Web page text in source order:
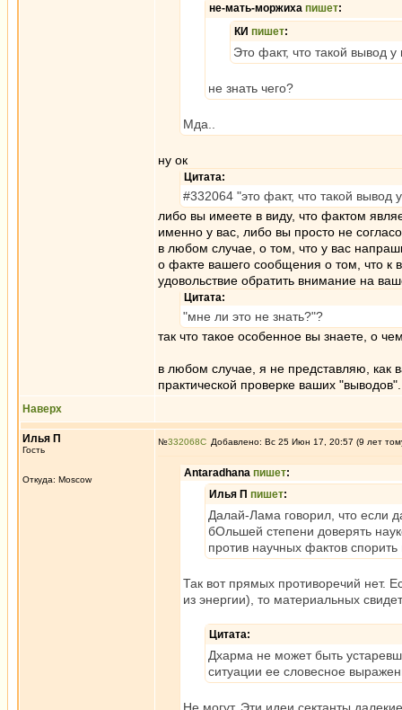
не-мать-моржиха пишет:
КИ пишет:
Это факт, что такой вывод
не знать чего?
Мда..
ну ок
Цитата:
#332064 "это факт, что такой вывод
либо вы имеете в виду, что фактом
именно у вас, либо вы просто не
в любом случае, о том, что у вас
о факте вашего сообщения о том, что к
удовольствие обратить внимание на
Цитата:
"мне ли это не знать?"?
так что такое особенное вы знаете, о
в любом случае, я не представляю, как
практической проверке ваших
Наверх
Илья П
Гость
Откуда: Moscow
№332068 Добавлено: Вс 25 Июн 17, 20:57 (9 лет
Antaradhana пишет:
Илья П пишет:
Далай-Лама говорил, что если
бОльшей степени доверять
против научных фактов спорить
Так вот прямых противоречий нет.
из энергии), то материальных
Цитата:
Дхарма не может быть
ситуации ее словесное